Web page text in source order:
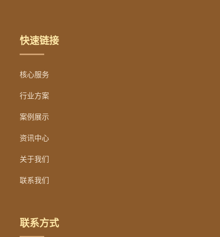
快速链接
核心服务
行业方案
案例展示
资讯中心
关于我们
联系我们
联系方式